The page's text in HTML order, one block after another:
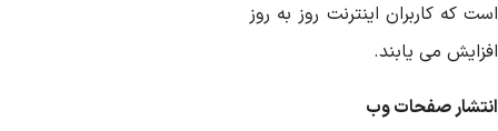
که کاربران اینترنتروز به روز
می یابند.
صفحاتوب